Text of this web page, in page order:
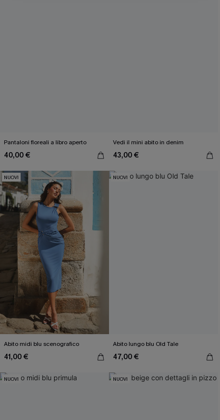
Pantaloni floreali a libro aperto
40,00 €
Vedi il mini abito in denim
43,00 €
NUOVI
Abito midi blu scenografico
41,00 €
NUOVI
Abito lungo blu Old Tale
47,00 €
NUOVI NUOVI